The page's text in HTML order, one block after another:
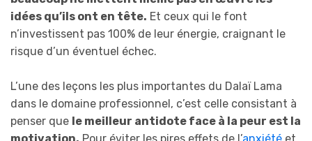
idées qu’ils ont en tête. Et ceux qui le font
n’investissent pas 100% de leur énergie, craignant le
risque d’un éventuel échec.
L’une des leçons les plus importantes du Dalaï Lama
dans le domaine professionnel, c’est celle consistant à
penser que le meilleur antidote face à la peur est la